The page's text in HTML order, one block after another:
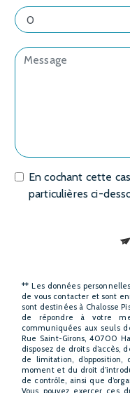
En cochant cette
particulières ci-
** Les données
de vous contacter et sont
sont destinées à Chalosse
de répondre à votre
communiquées aux seuls
Rue Saint-Girons, 40700
disposez de droits d’accès,
de limitation,
moment et du droit
de contrôle, ainsi que